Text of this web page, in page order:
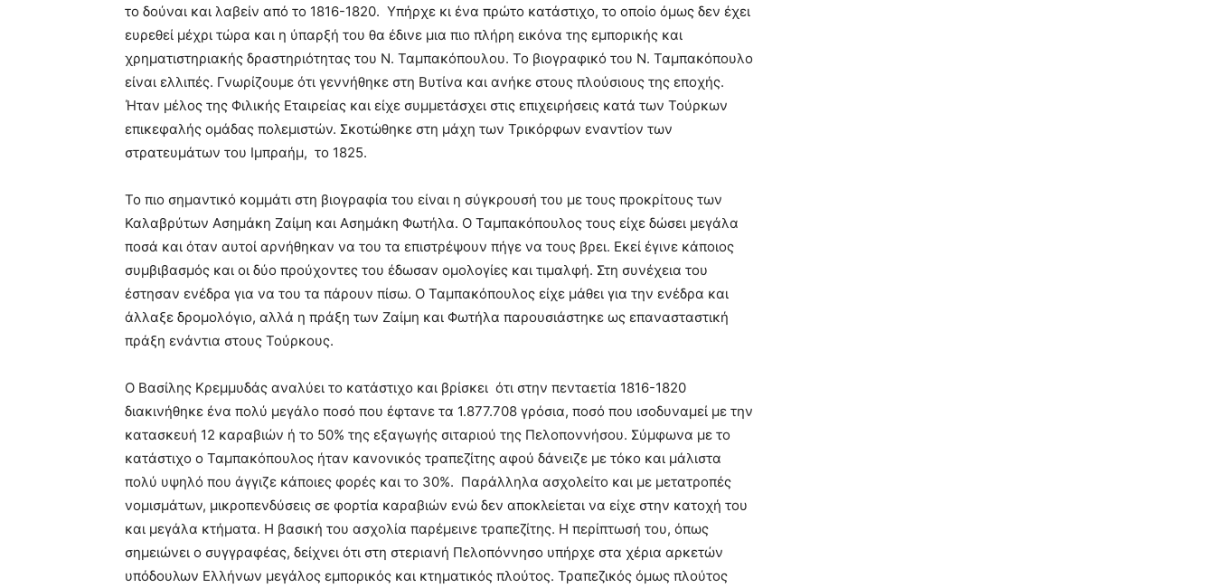
ΤΕΧΝΕΣ
το δούναι και λαβείν από το 1816-1820. Υπήρχε κι ένα πρώτο κατάστιχο, το οποίο όμως δεν έχει
ευρεθεί μέχρι τώρα και η ύπαρξή του θα έδινε μια πιο πλήρη εικόνα της εμπορικής και
χρηματιστηριακής δραστηριότητας του Ν. Ταμπακόπουλου. Το βιογραφικό του Ν. Ταμπακόπουλο
είναι ελλιπές. Γνωρίζουμε ότι γεννήθηκε στη Βυτίνα και ανήκε στους πλούσιους της εποχής.
Ήταν μέλος της Φιλικής Εταιρείας και είχε συμμετάσχει στις επιχειρήσεις κατά των Τούρκων
επικεφαλής ομάδας πολεμιστών. Σκοτώθηκε στη μάχη των Τρικόρφων εναντίον των
στρατευμάτων του Ιμπραήμ, το 1825.
Το πιο σημαντικό κομμάτι στη βιογραφία του είναι η σύγκρουσή του με τους προκρίτους των
Καλαβρύτων Ασημάκη Ζαίμη και Ασημάκη Φωτήλα. Ο Ταμπακόπουλος τους είχε δώσει μεγάλα
ποσά και όταν αυτοί αρνήθηκαν να του τα επιστρέψουν πήγε να τους βρει. Εκεί έγινε κάποιος
συμβιβασμός και οι δύο προύχοντες του έδωσαν ομολογίες και τιμαλφή. Στη συνέχεια του
έστησαν ενέδρα για να του τα πάρουν πίσω. Ο Ταμπακόπουλος είχε μάθει για την ενέδρα και
άλλαξε δρομολόγιο, αλλά η πράξη των Ζαίμη και Φωτήλα παρουσιάστηκε ως επανασταστική
πράξη ενάντια στους Τούρκους.
Ο Βασίλης Κρεμμυδάς αναλύει το κατάστιχο και βρίσκει ότι στην πενταετία 1816-1820
διακινήθηκε ένα πολύ μεγάλο ποσό που έφτανε τα 1.877.708 γρόσια, ποσό που ισοδυναμεί με την
κατασκευή 12 καραβιών ή το 50% της εξαγωγής σιταριού της Πελοποννήσου. Σύμφωνα με το
κατάστιχο ο Ταμπακόπουλος ήταν κανονικός τραπεζίτης αφού δάνειζε με τόκο και μάλιστα
πολύ υψηλό που άγγιζε κάποιες φορές και το 30%. Παράλληλα ασχολείτο και με μετατροπές
νομισμάτων, μικροπενδύσεις σε φορτία καραβιών ενώ δεν αποκλείεται να είχε στην κατοχή του
και μεγάλα κτήματα. Η βασική του ασχολία παρέμεινε τραπεζίτης. Η περίπτωσή του, όπως
σημειώνει ο συγγραφέας, δείχνει ότι στη στεριανή Πελοπόννησο υπήρχε στα χέρια αρκετών
υπόδουλων Ελλήνων μεγάλος εμπορικός και κτηματικός πλούτος. Τραπεζικός όμως πλούτος